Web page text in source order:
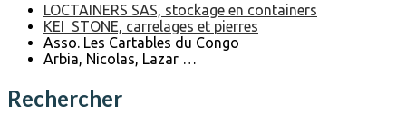
LOCTAINERS SAS, stockage en containers
KEI STONE, carrelages et pierres
Asso. Les Cartables du Congo
Arbia, Nicolas, Lazar …
Rechercher